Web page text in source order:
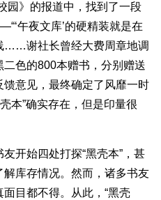
园》的报道中，找到了一段
午夜文库’的硬精装就是在
……谢社长曾经大费周章地调
色的800本赠书，分别赠送
意见，最终确定了风靡一时
本”确实存在，但是印量很
始四处打探“黑壳本”，甚
库存情况。然而，诸多书友
目都不得。从此，“黑壳